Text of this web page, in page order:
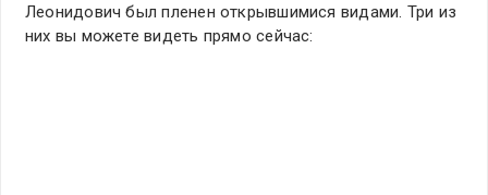
Леонидович был пленен открывшимися видами. Три из
них вы можете видеть прямо сейчас: